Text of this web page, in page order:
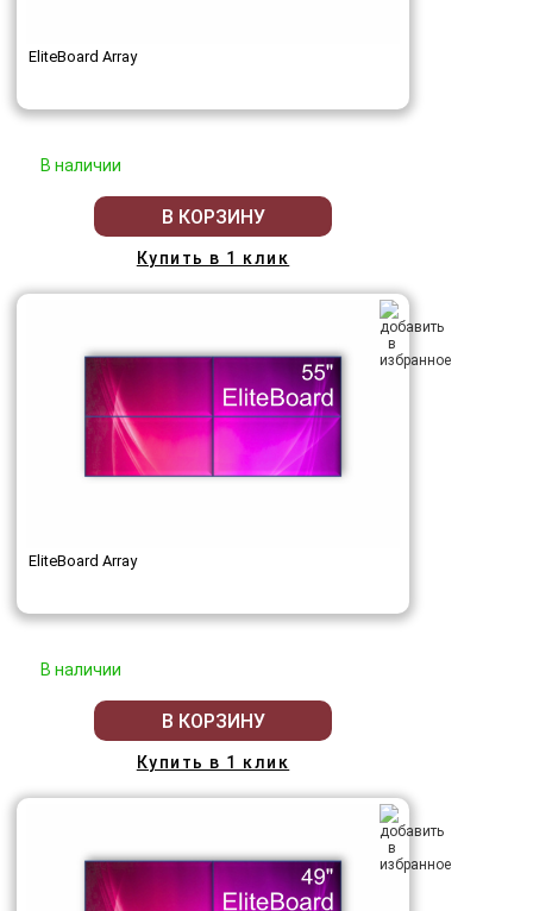
EliteBoard Array
В наличии
В КОРЗИНУ
Купить в 1 клик
EliteBoard Array
В наличии
В КОРЗИНУ
Купить в 1 клик